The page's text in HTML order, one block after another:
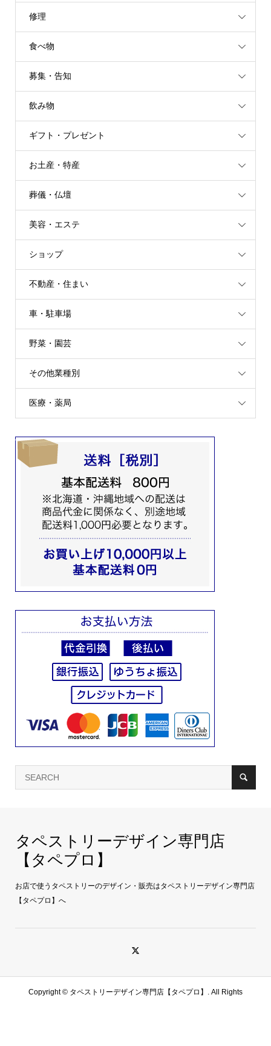
修理
食べ物
募集・告知
飲み物
ギフト・プレゼント
お土産・特産
葬儀・仏壇
美容・エステ
ショップ
不動産・住まい
車・駐車場
野菜・園芸
その他業種別
医療・薬局
タペストリーデザイン専門店
【タペプロ】
お店で使うタペストリーのデザイン・販売はタペストリーデザイン専門店
【タペプロ】へ
Copyright © タペストリーデザイン専門店【タペプロ】. All Rights